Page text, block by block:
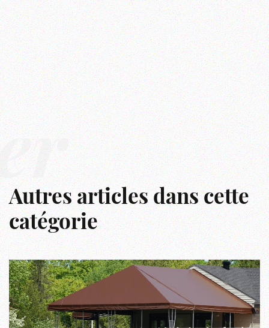
Autres articles dans cette
catégorie